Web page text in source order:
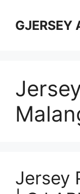
contentGJERSEY
Jersey